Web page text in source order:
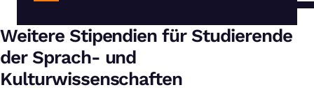
Weitere Stipendien für Studierende
der Sprach- und
Kulturwissenschaften